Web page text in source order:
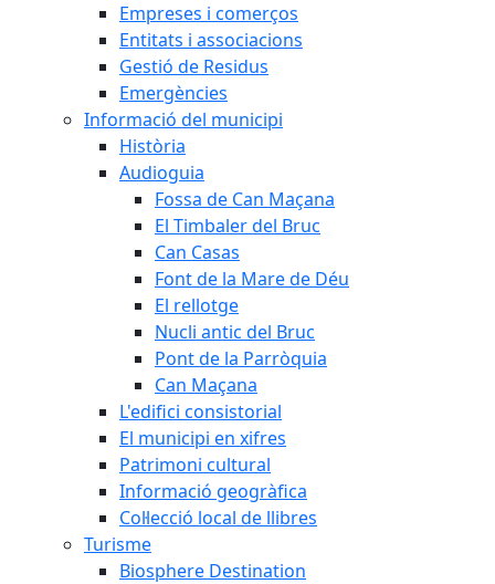
Empreses i comerços
Entitats i associacions
Gestió de Residus
Emergències
Informació del municipi
Història
Audioguia
Fossa de Can Maçana
El Timbaler del Bruc
Can Casas
Font de la Mare de Déu
El rellotge
Nucli antic del Bruc
Pont de la Parròquia
Can Maçana
L'edifici consistorial
El municipi en xifres
Patrimoni cultural
Informació geogràfica
Col·lecció local de llibres
Turisme
Biosphere Destination